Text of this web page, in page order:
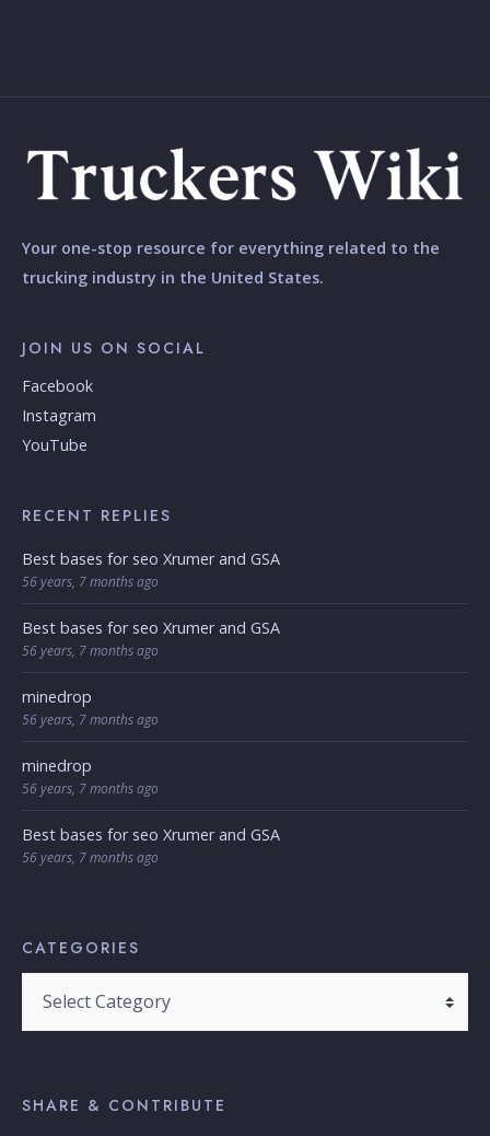
Your one-stop resource for everything related to the
trucking industry in the United States.
JOIN US ON SOCIAL
Facebook
Instagram
YouTube
RECENT REPLIES
Best bases for seo Xrumer and GSA
56 years, 7 months ago
Best bases for seo Xrumer and GSA
56 years, 7 months ago
minedrop
56 years, 7 months ago
minedrop
56 years, 7 months ago
Best bases for seo Xrumer and GSA
56 years, 7 months ago
CATEGORIES
SHARE & CONTRIBUTE